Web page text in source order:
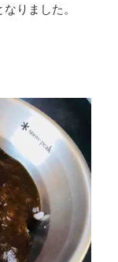
りました。